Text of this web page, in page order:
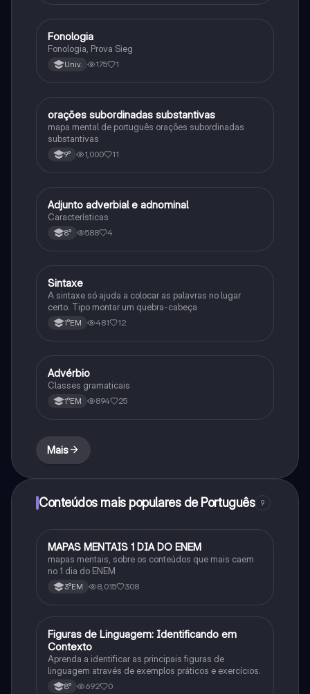
Português
Fonologia
Fonologia, Prova Sieg
Univ. 175 1
Português
orações subordinadas substantivas
mapa mental de português orações subordinadas
substantivas
9° 1,000 11
Português
Adjunto adverbial e adnominal
Características
8° 588 4
Português
Sintaxe
A sintaxe só ajuda a colocar as palavras no lugar
certo. Tipo montar um quebra-cabeça
1°EM 481 12
Português
Advérbio
Classes gramaticais
1°EM 894 25
Mais
Conteúdos mais populares de Português 9
Português
MAPAS MENTAIS 1 DIA DO ENEM
mapas mentais, sobre os conteúdos que mais caem
no 1 dia do ENEM
3°EM 8,015 308
FPortuguês
Figuras de Linguagem: Identificando em
Contexto
Aprenda a identificar as principais figuras de
linguagem através de exemplos práticos e exercícios.
8° 692 0